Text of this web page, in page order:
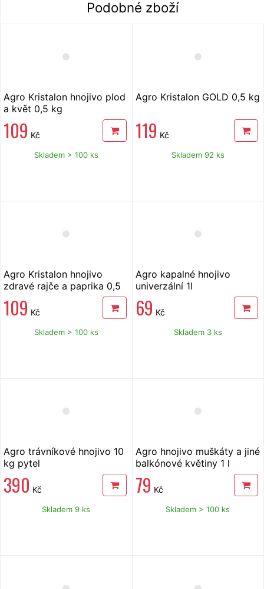
Podobné zboží
Agro Kristalon hnojivo plod
a květ 0,5 kg
109 Kč
Skladem > 100 ks
Agro Kristalon GOLD 0,5 kg
119 Kč
Skladem 92 ks
Agro Kristalon hnojivo
zdravé rajče a paprika 0,5
109 Kč
Skladem > 100 ks
Agro kapalné hnojivo
univerzální 1l
69 Kč
Skladem 3 ks
Agro trávníkové hnojivo 10
kg pytel
390 Kč
Skladem 9 ks
Agro hnojivo muškáty a jiné
balkónové květiny 1 l
79 Kč
Skladem > 100 ks